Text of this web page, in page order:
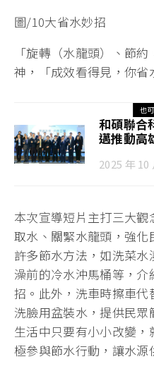
圖/10大省水妙招
「旋轉（水龍頭）、節
神，「成效看得見，你省
也
和碩聯合
邁推動高
2025 年 10
本次宣導短片主打三大
取水、關緊水龍頭，強
許多節水方法，如洗菜
澡前的冷水沖馬桶等，
招。此外，洗車時擦車代
洗臉用盆裝水，提供民
生活中只要有小小改變
極參與節水行動，讓水源